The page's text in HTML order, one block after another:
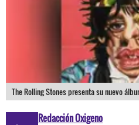
The Rolling Stones presenta su nuevo
Redacción Oxigeno